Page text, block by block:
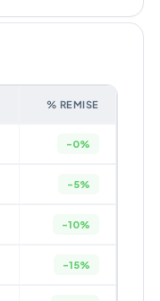
% REMISE
-0%
-5%
-10%
-15%